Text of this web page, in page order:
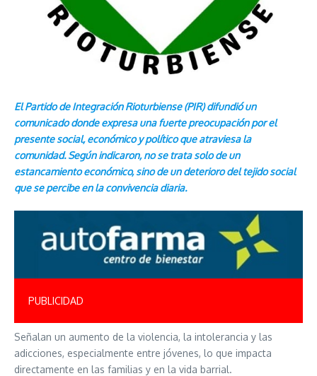
El Partido de Integración Rioturbiense (PIR) difundió un
comunicado donde expresa una fuerte preocupación por el
presente social, económico y político que atraviesa la
comunidad. Según indicaron, no se trata solo de un
estancamiento económico, sino de un deterioro del tejido social
que se percibe en la convivencia diaria.
PUBLICIDAD
Señalan un aumento de la violencia, la intolerancia y las
adicciones, especialmente entre jóvenes, lo que impacta
directamente en las familias y en la vida barrial.